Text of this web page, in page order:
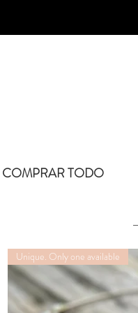
COMPRAR TODO
Unique. Only one available